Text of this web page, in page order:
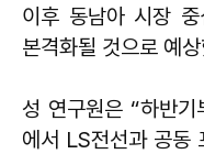
이후 동남아 시장 중
본격화될 것으로 예
성 연구원은 “하반
에서 LS전선과 공동